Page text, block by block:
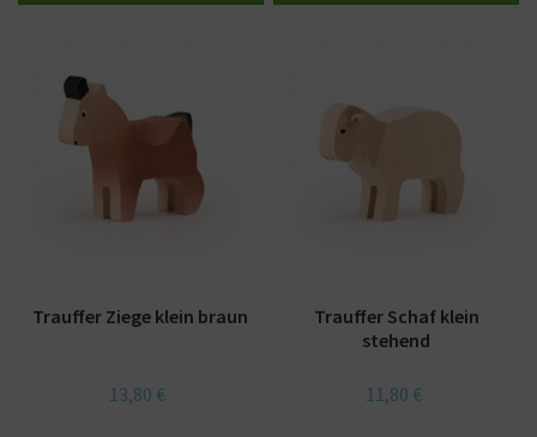
Trauffer Ziege klein braun
13,80 €
Trauffer Schaf klein
stehend
11,80 €